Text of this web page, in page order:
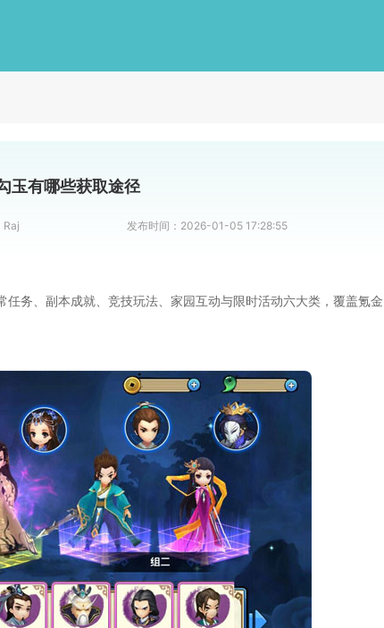
玉有哪些获取途径
Raj 发布时间： 2026-01-05 17:28:55
务、副本成就、竞技玩法、家园互动与限时活动六大类，覆盖氪金